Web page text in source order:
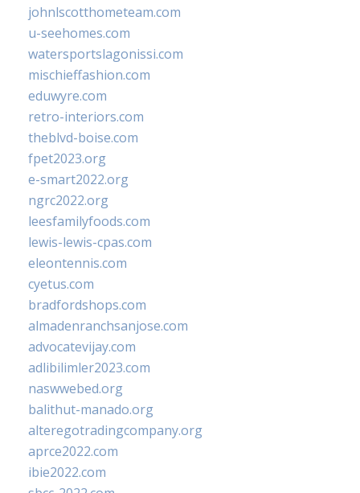
johnlscotthometeam.com
u-seehomes.com
watersportslagonissi.com
mischieffashion.com
eduwyre.com
retro-interiors.com
theblvd-boise.com
fpet2023.org
e-smart2022.org
ngrc2022.org
leesfamilyfoods.com
lewis-lewis-cpas.com
eleontennis.com
cyetus.com
bradfordshops.com
almadenranchsanjose.com
advocatevijay.com
adlibilimler2023.com
naswwebed.org
balithut-manado.org
alteregotradingcompany.org
aprce2022.com
ibie2022.com